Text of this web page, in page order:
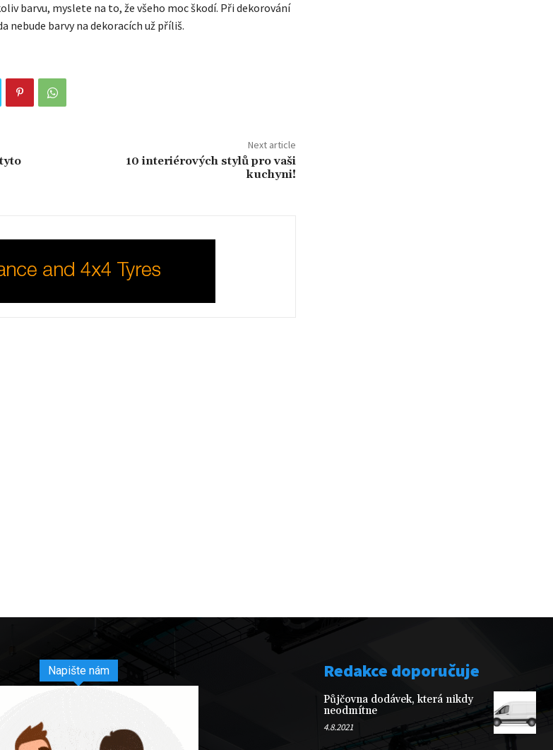
barvu, myslete na to, že všeho moc škodí. Při dekorování
nebude barvy na dekoracích už příliš.
Next article
10 interiérových stylů pro vaši
kuchyni!
Napište nám Redakce doporučuje
Půjčovna dodávek, která nikdy
neodmítne
4.8.2021